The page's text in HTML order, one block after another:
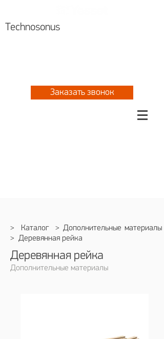
Technosonus
Заказать звонок
> Каталог > Дополнительные материалы
> Деревянная рейка
Деревянная рейка
Дополнительные материалы